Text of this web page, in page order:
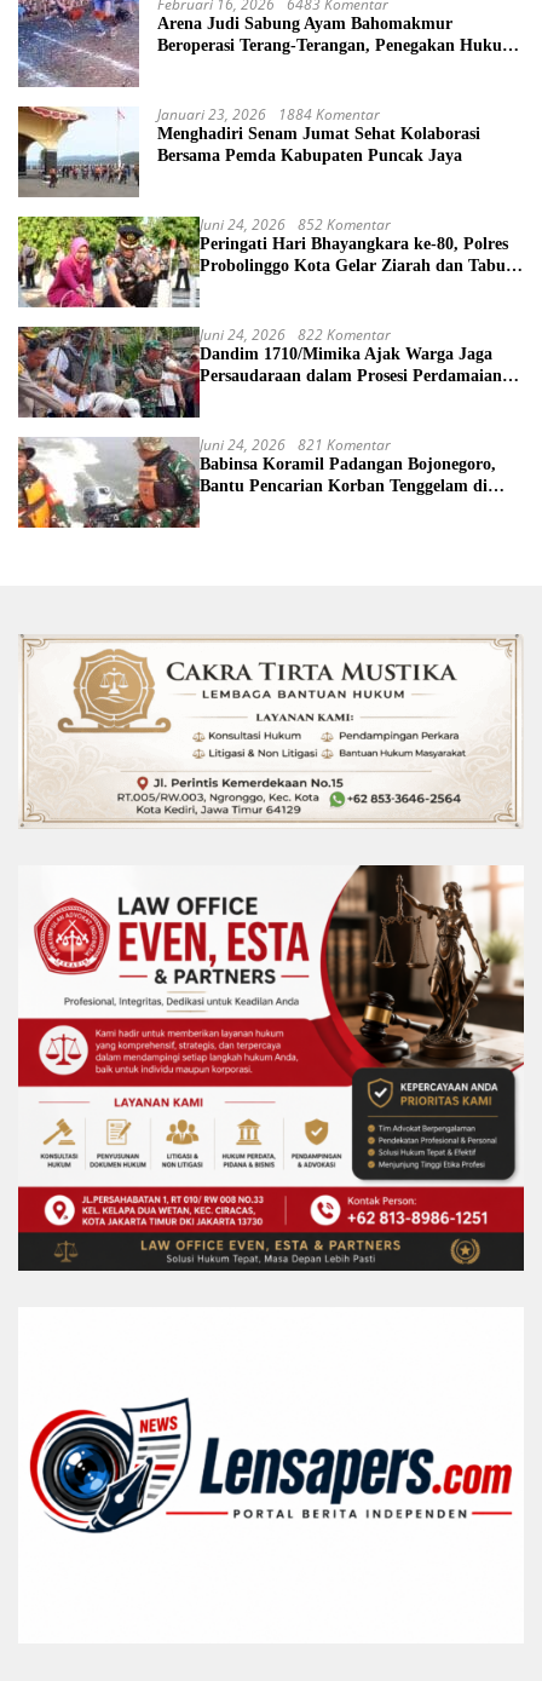
Februari 16, 2026 6483 Komentar
Arena Judi Sabung Ayam Bahomakmur
Beroperasi Terang-Terangan, Penegakan Hukum
Januari 23, 2026 1884 Komentar
Menghadiri Senam Jumat Sehat Kolaborasi
Bersama Pemda Kabupaten Puncak Jaya
Juni 24, 2026 852 Komentar
Peringati Hari Bhayangkara ke-80, Polres
Probolinggo Kota Gelar Ziarah dan Tabur
Juni 24, 2026 822 Komentar
Dandim 1710/Mimika Ajak Warga Jaga
Persaudaraan dalam Prosesi Perdamaian
Juni 24, 2026 821 Komentar
Babinsa Koramil Padangan Bojonegoro,
Bantu Pencarian Korban Tenggelam di